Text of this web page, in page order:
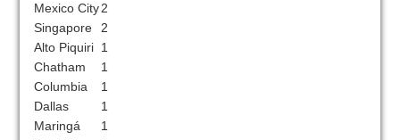
Mexico City2
Singapore
2
Alto Piquiri 1
Chatham
1
Columbia
1
Dallas
1
Maringá
1